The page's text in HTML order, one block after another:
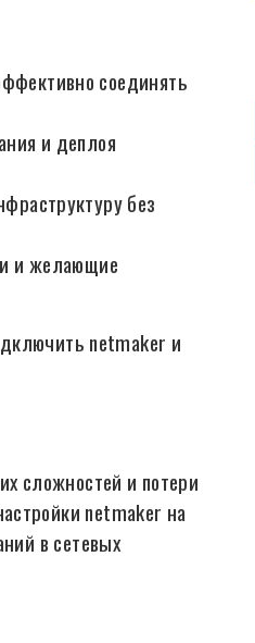
соединять
и деплоя
без
и желающие
netmaker и
сложностей и потери
netmaker на
в сетевых